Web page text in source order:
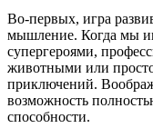
Во-первых, игра
мышление. Когда мы
супергероями,
животными или
приключений.
возможность
способности.